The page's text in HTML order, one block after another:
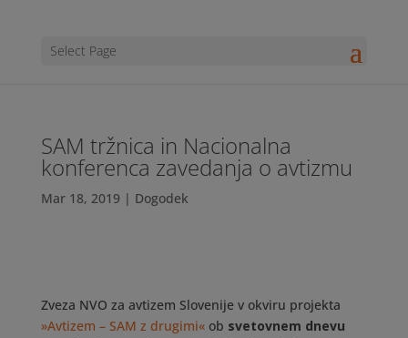
Select Page
SAM tržnica in Nacionalna
konferenca zavedanja o avtizmu
Mar 18, 2019 | Dogodek
Zveza NVO za avtizem Slovenije v okviru projekta
»Avtizem – SAM z drugimi«ob svetovnem dnevu